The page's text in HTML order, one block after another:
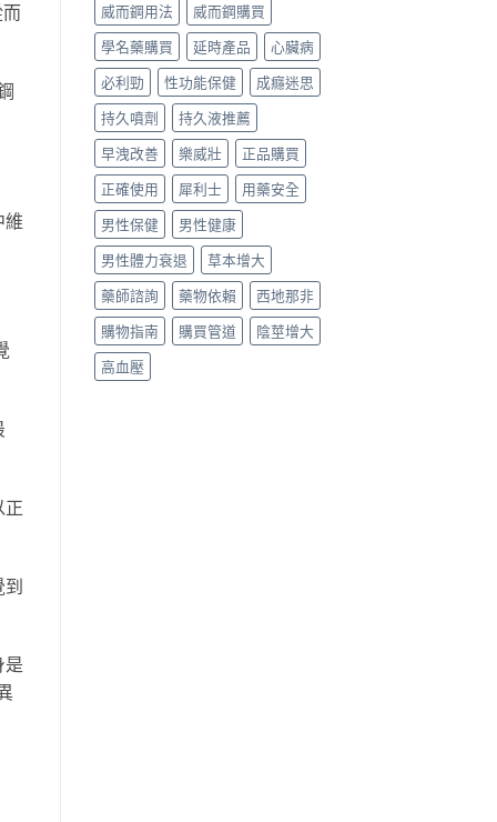
維
正
到
是
威而鋼用法
威而鋼購買
學名藥購買
延時產品
心臟病
必利勁
性功能保健
成癮迷思
持久噴劑
持久液推薦
早洩改善
樂威壯
正品購買
正確使用
犀利士
用藥安全
男性保健
男性健康
男性體力衰退
草本增大
藥師諮詢
藥物依賴
西地那非
購物指南
購買管道
陰莖增大
高血壓